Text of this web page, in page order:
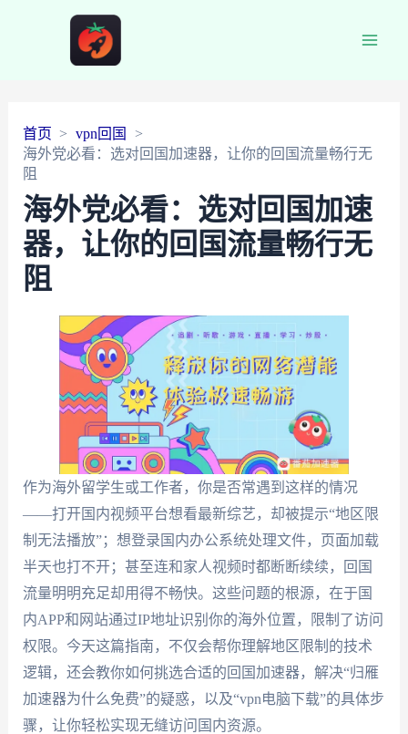
首页
vpn回国
海外党必看：选对回国加速器，让你的回国流量畅行无
阻
海外党必看：选对回国加速
器，让你的回国流量畅行无
阻
作为海外留学生或工作者，你是否常遇到这样的情况
——打开国内视频平台想看最新综艺，却被提示“地区限
制无法播放”；想登录国内办公系统处理文件，页面加载
半天也打不开；甚至连和家人视频时都断断续续，回国
流量明明充足却用得不畅快。这些问题的根源，在于国
内APP和网站通过IP地址识别你的海外位置，限制了访问
权限。今天这篇指南，不仅会帮你理解地区限制的技术
逻辑，还会教你如何挑选合适的回国加速器，解决“归雁
加速器为什么免费”的疑惑，以及“vpn电脑下载”的具体步
骤，让你轻松实现无缝访问国内资源。